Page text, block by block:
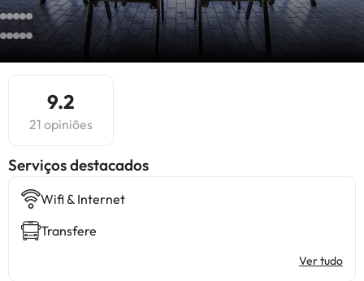
9.2
21 opiniões
Serviços destacados
Wifi & Internet
Transfere
Ver tudo